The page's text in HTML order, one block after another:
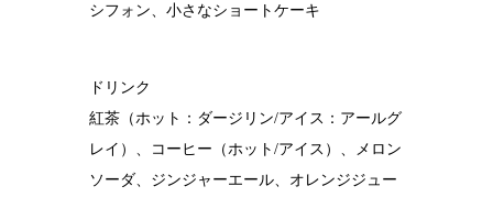
シフォン、小さなショートケーキ
ドリンク
紅茶（ホット：ダージリン/アイス：アールグ
レイ）、コーヒー（ホット/アイス）、メロン
ソーダ、ジンジャーエール、オレンジジュー